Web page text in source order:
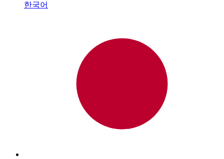
한국어